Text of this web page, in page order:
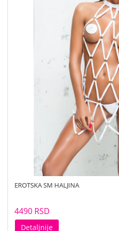
EROTSKA SM HALJINA
4490 RSD
Detaljnije